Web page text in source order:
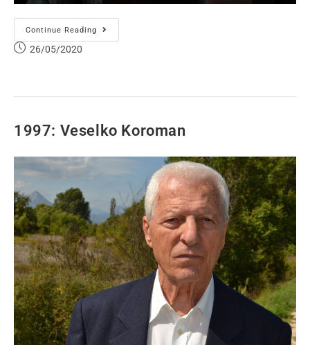
Continue Reading
26/05/2020
1997: Veselko Koroman